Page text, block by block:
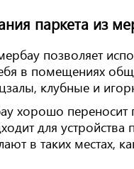
паркета из
позволяет
в помещениях
клубные и
хорошо
для
в таких местах,